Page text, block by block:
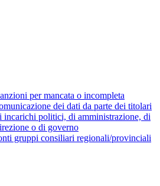
per mancata o incompleta
dei dati da parte dei titolari
incarichi politici, di amministrazione, di
o di governo
gruppi consiliari regionali/provinciali